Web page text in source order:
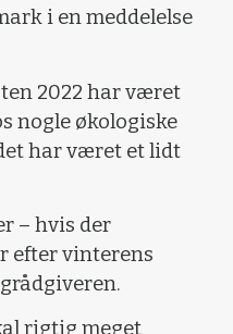
i en meddelelse
2022 har været
nogle økologiske
har været et lidt
– hvis der
efter vinterens
rigtig meget